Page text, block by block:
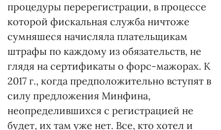
процедуры перерегистрации, в процессе
которой фискальная служба ничтоже
сумняшеся начисляла плательщикам
штрафы по каждому из обязательств, не
глядя на сертификаты о форс-мажорах. К
2017 г., когда предположительно вступят в
силу предложения Минфина,
неопределившихся с регистрацией не
будет, их там уже нет. Все, кто хотел и